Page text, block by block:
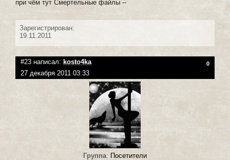
при чём тут Смертельные файлы --
Зарегистрирован:
19.11.2011
#23 написал: kosto4ka 0
27 декабря 2011 03:33
Группа: Посетители